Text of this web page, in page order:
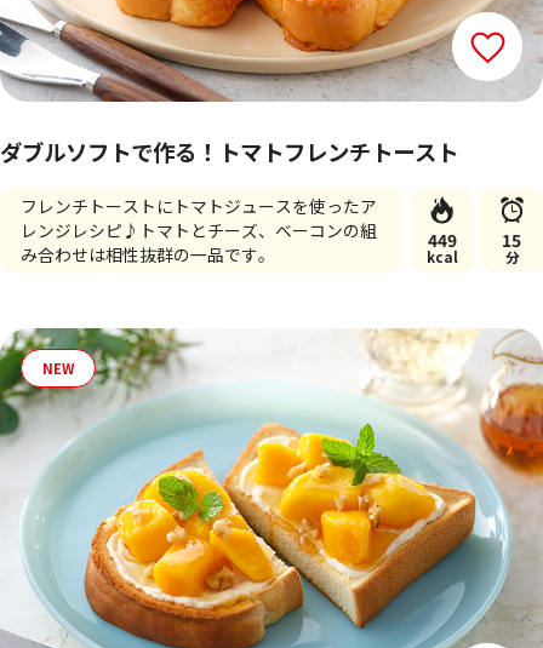
ダブルソフトで作る！トマトフレンチトースト
フレンチトーストにトマトジュースを使ったア
レンジレシピ♪トマトとチーズ、ベーコンの組
み合わせは相性抜群の一品です。
449
kcal
15
分